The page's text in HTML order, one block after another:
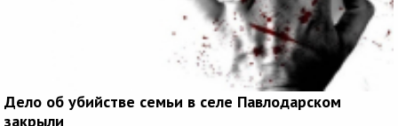
Дело об убийстве семьи в селе Павлодарском
закрыли